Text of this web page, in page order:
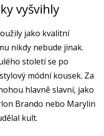
vyšvihly
jako kvalitní
nikdy nebude jinak.
století se po
módní kousek. Za
hlavně slavní, jako
Brando nebo Marylin
kult.